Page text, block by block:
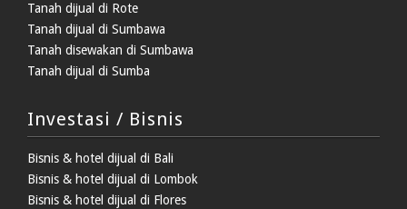
Tanah dijual di Rote
Tanah dijual di Sumbawa
Tanah disewakan di Sumbawa
Tanah dijual di Sumba
Investasi / Bisnis
Bisnis & hotel dijual di Bali
Bisnis & hotel dijual di Lombok
Bisnis & hotel dijual di Flores